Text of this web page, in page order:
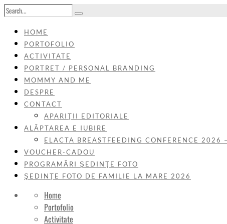
HOME
PORTOFOLIO
ACTIVITATE
PORTRET / PERSONAL BRANDING
MOMMY AND ME
DESPRE
CONTACT
APARIŢII EDITORIALE
ALĂPTAREA E IUBIRE
ELACTA BREASTFEEDING CONFERENCE 2026
VOUCHER-CADOU
PROGRAMĂRI ŞEDINŢE FOTO
ŞEDINŢE FOTO DE FAMILIE LA MARE 2026
Home
Portofolio
Activitate